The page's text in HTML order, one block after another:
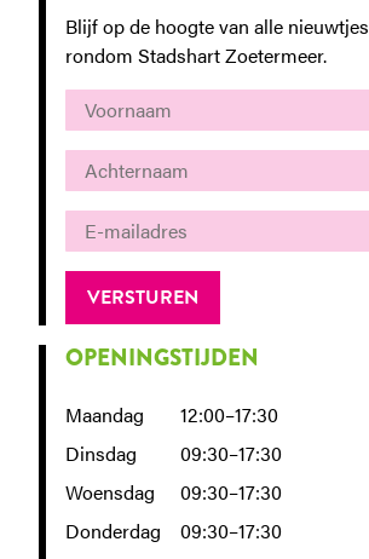
Blijf op de hoogte van alle nieuwtjes
rondom Stadshart Zoetermeer.
OPENINGSTIJDEN
Maandag
12:00–17:30
Dinsdag
09:30–17:30
Woensdag
09:30–17:30
Donderdag
09:30–17:30